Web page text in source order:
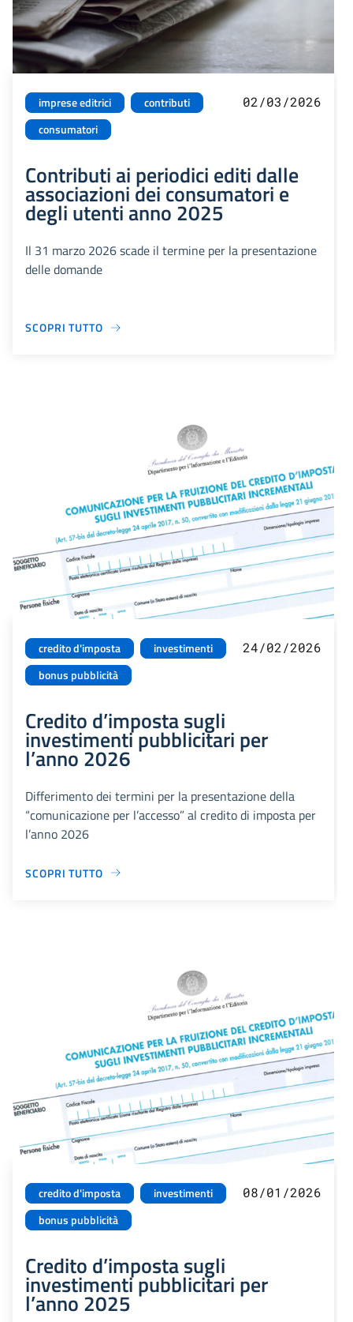
imprese editrici
contributi
consumatori
02/03/2026
Contributi ai periodici editi dalle
associazioni dei consumatori e
degli utenti anno 2025
Il 31 marzo 2026 scade il termine per la presentazione
delle domande
SCOPRI TUTTO
credito d'imposta
investimenti
bonus pubblicità
24/02/2026
Credito d’imposta sugli
investimenti pubblicitari per
l’anno 2026
Differimento dei termini per la presentazione della
“comunicazione per l’accesso” al credito di imposta per
l’anno 2026
SCOPRI TUTTO
credito d'imposta
investimenti
bonus pubblicità
08/01/2026
Credito d’imposta sugli
investimenti pubblicitari per
l’anno 2025